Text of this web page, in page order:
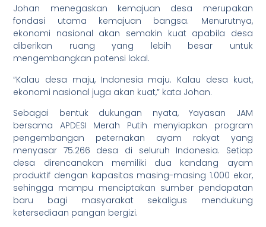
Johan menegaskan kemajuan desa merupakan
fondasi utama kemajuan bangsa. Menurutnya,
ekonomi nasional akan semakin kuat apabila desa
diberikan ruang yang lebih besar untuk
mengembangkan potensi lokal.
“Kalau desa maju, Indonesia maju. Kalau desa kuat,
ekonomi nasional juga akan kuat,” kata Johan.
Sebagai bentuk dukungan nyata, Yayasan JAM
bersama APDESI Merah Putih menyiapkan program
pengembangan peternakan ayam rakyat yang
menyasar 75.266 desa di seluruh Indonesia. Setiap
desa direncanakan memiliki dua kandang ayam
produktif dengan kapasitas masing-masing 1.000 ekor,
sehingga mampu menciptakan sumber pendapatan
baru bagi masyarakat sekaligus mendukung
ketersediaan pangan bergizi.